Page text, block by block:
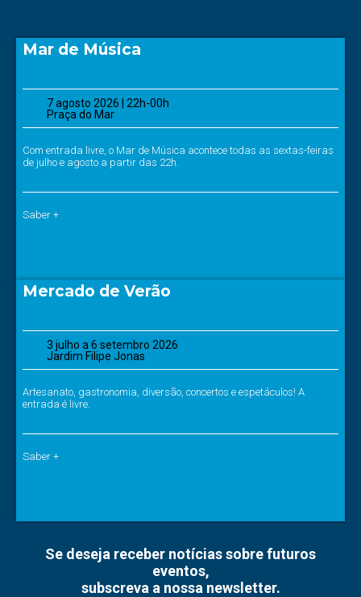
Mar de Música
7 agosto 2026 | 22h-00h
Praça do Mar
Com entrada livre, o Mar de Música acontece todas as sextas-feiras
de julho e agosto a partir das 22h.
Saber +
Mercado de Verão
3 julho a 6 setembro 2026
Jardim Filipe Jonas
Artesanato, gastronomia, diversão, concertos e espetáculos! A
entrada é livre.
Saber +
Se deseja receber notícias sobre futuros
eventos,
subscreva a nossa newsletter.